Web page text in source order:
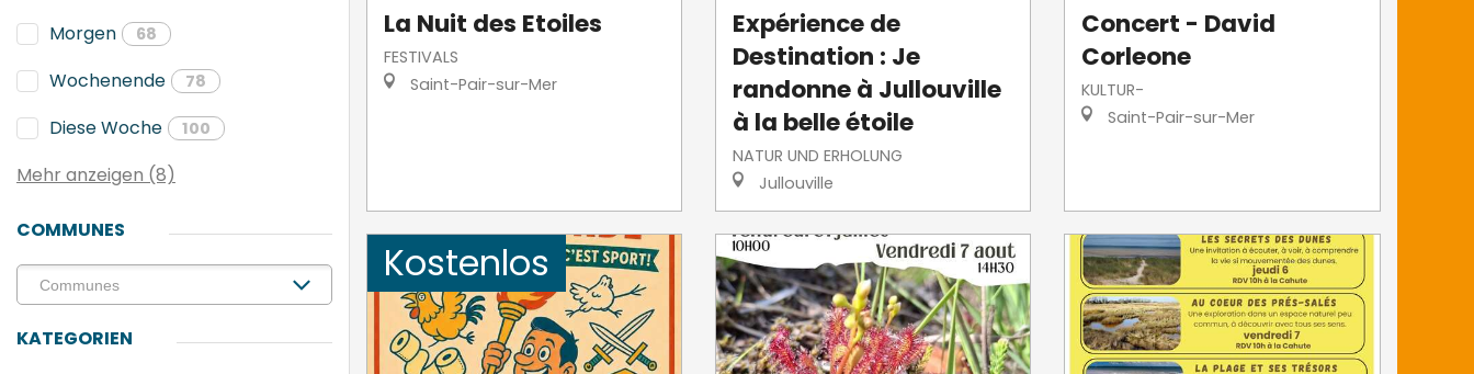
Morgen 68
Wochenende 78
Diese Woche 100
Mehr anzeigen (8)
COMMUNES
KATEGORIEN
La Nuit des Etoiles
FESTIVALS
Saint-Pair-sur-Mer
Expérience de
Destination : Je
randonne à Jullouville
à la belle étoile
NATUR UND ERHOLUNG
Jullouville
Concert - David
Corleone
KULTUR-
Saint-Pair-sur-Mer
Kostenlos